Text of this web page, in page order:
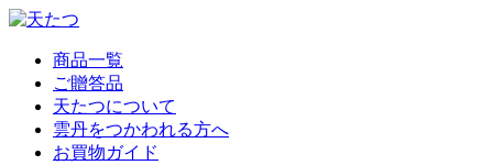
商品一覧
ご贈答品
天たつについて
雲丹をつかわれる方へ
お買物ガイド